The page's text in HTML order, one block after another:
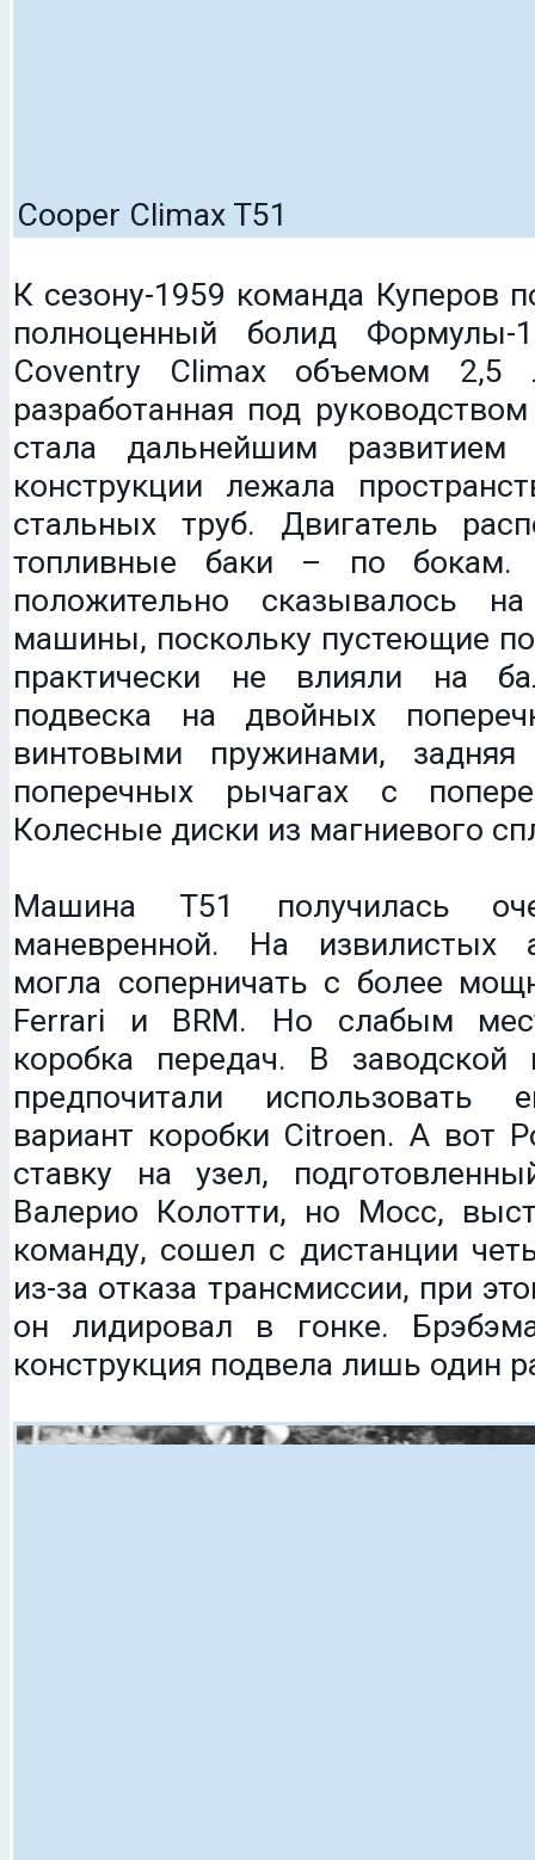
Cooper Climax T51
К сезону-1959 команда Куперов
полноценный болид Формулы-
Coventry Climax объемом 2,5
разработанная под
стала дальнейшим
конструкции лежала
стальных труб. Двигатель
топливные баки – по бокам.
положительно сказывалось на
машины, поскольку пустеющие
практически не влияли на
подвеска на двойных
винтовыми пружинами,
поперечных рычагах с
Колесные диски из магниевого
Машина T51 получилась
маневренной. На извилистых
могла соперничать с более
Ferrari и BRM. Но слабым
коробка передач. В заводской
предпочитали использовать
вариант коробки Citroen. А вот
ставку на узел,
Валерио Колотти, но Мосс,
команду, сошел с дистанции
из-за отказа трансмиссии, при
он лидировал в гонке.
конструкция подвела лишь один